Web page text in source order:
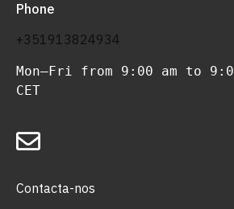
Phone
+351913824934
Mon–Fri from 9:00 am to
CET
Contacta-nos